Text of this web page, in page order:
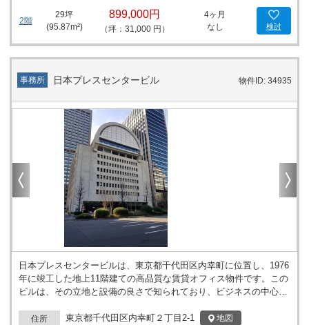
ことはありません。さらに、飲食店が集まる通りも近くにあるた
め、ランチタイムやビジネスディナーの選択肢が豊富です。ビルか
ら見える汐留の高層ビル群やフジテレビの景色は、都市の活気を感
じさせてくれます。 銀座槇町ビルは、24時間利用可能で、天井高
2940mmの開放的な空間があなたのビジネスをサポートします。立
地、設備、周辺環境と三拍子揃ったこのビルで、あなたのビジネス
の成功を後押しします。 銀座でのオフィス探しをお考えの方、ぜひ
の発展を、ここから始めませんか？お問い合わせを心よりお待ちし
ております。
2階
29坪
(95.87m²)
899,000円
（坪：31,000 円）
4ヶ月
なし
検討
事務所 日本プレスセンタービル 物件ID: 34935
日本プレスセンタービルは、東京都千代田区内幸町に位置し、1976
年に竣工した地上11階建ての高品質な賃貸オフィス物件です。この
ビルは、その立地と設備の良さで知られており、ビジネスの中心地
ある内幸町駅からは徒歩2分、霞ケ関駅からは徒歩3分という抜群の
住所 東京都千代田区内幸町２丁目2-1 地図